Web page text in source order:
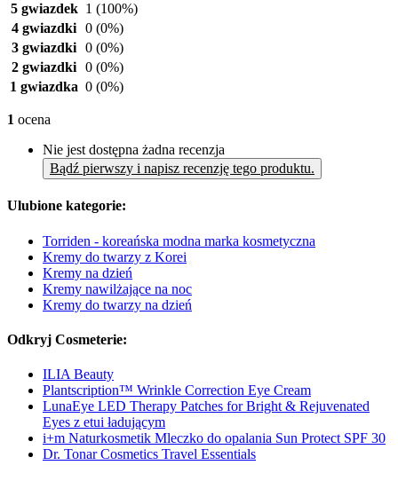
5 gwiazdek 1 (100%)
4 gwiazdki 0 (0%)
3 gwiazdki 0 (0%)
2 gwiazdki 0 (0%)
1 gwiazdka 0 (0%)
1 ocena
Nie jest dostępna żadna recenzja
Bądź pierwszy i napisz recenzję tego produktu.
Ulubione kategorie:
Torriden - koreańska modna marka kosmetyczna
Kremy do twarzy z Korei
Kremy na dzień
Kremy nawilżające na noc
Kremy do twarzy na dzień
Odkryj Cosmeterie:
ILIA Beauty
Plantscription™ Wrinkle Correction Eye Cream
LunaEye LED Therapy Patches for Bright & Rejuvenated
Eyes z etui ładującym
i+m Naturkosmetik Mleczko do opalania Sun Protect SPF 30
Dr. Tonar Cosmetics Travel Essentials